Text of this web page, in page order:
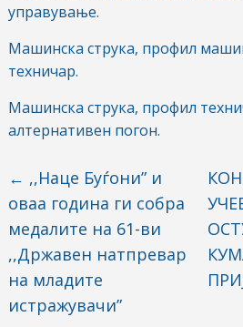
управување.
Машинска струка, профил
техничар.
Машинска струка, профил
алтернативен погон.
← ,,Наце Буѓони” и
оваа година ги собра
медалите на 61-ви
,,Државен натпревар
на младите
истражувачи”